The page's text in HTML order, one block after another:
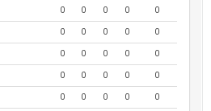
0 0 0 0
0
0 0 0 0
0
0 0 0 0
0
0 0 0 0
0
0 0 0 0
0